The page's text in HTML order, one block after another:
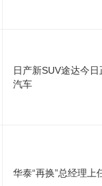
日产新SUV途达今
汽车
华泰“再换”总经理